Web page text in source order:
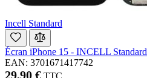
Incell Standard
Écran iPhone 15 - INCELL Standard
EAN: 3701671417742
29,90 €